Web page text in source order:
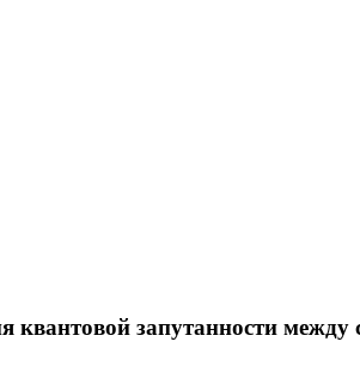
квантовой запутанности между